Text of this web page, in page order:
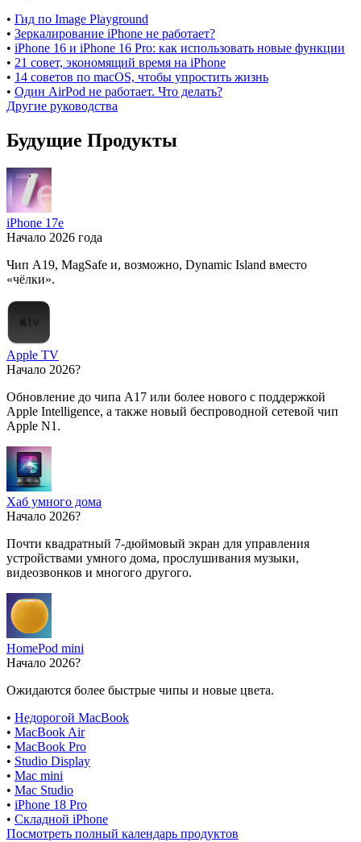
• Гид по Image Playground
• Зеркалирование iPhone не работает?
• iPhone 16 и iPhone 16 Pro: как использовать новые функции
• 21 совет, экономящий время на iPhone
• 14 советов по macOS, чтобы упростить жизнь
• Один AirPod не работает. Что делать?
Другие руководства
Будущие Продукты
iPhone 17e
Начало 2026 года
Чип A19, MagSafe и, возможно, Dynamic Island вместо
«чёлки».
Apple TV
Начало 2026?
Обновление до чипа A17 или более нового с поддержкой
Apple Intelligence, а также новый беспроводной сетевой чип
Apple N1.
Хаб умного дома
Начало 2026?
Почти квадратный 7-дюймовый экран для управления
устройствами умного дома, прослушивания музыки,
видеозвонков и многого другого.
HomePod mini
Начало 2026?
Ожидаются более быстрые чипы и новые цвета.
• Недорогой MacBook
• MacBook Air
• MacBook Pro
• Studio Display
• Mac mini
• Mac Studio
• iPhone 18 Pro
• Складной iPhone
Посмотреть полный календарь продуктов